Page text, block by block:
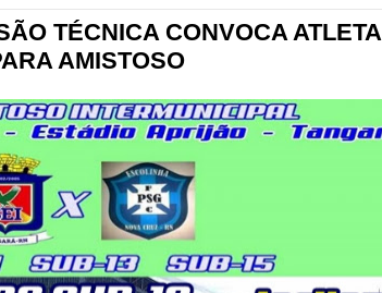
TÉCNICA CONVOCA
AMISTOSO